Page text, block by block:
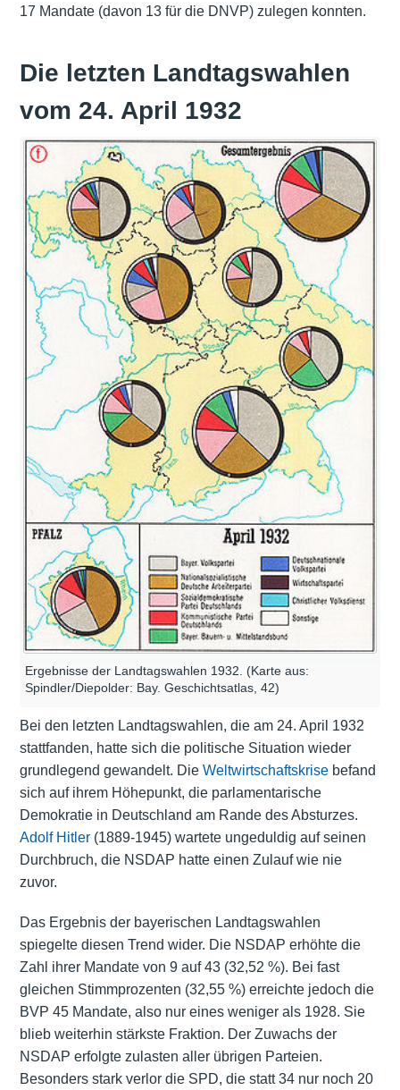
17 Mandate (davon 13 für die DNVP) zulegen konnten.
Die letzten Landtagswahlen
vom 24. April 1932
Ergebnisse der Landtagswahlen 1932. (Karte aus:
Spindler/Diepolder: Bay. Geschichtsatlas, 42)
Bei den letzten Landtagswahlen, die am 24. April 1932
stattfanden, hatte sich die politische Situation wieder
grundlegend gewandelt. Die Weltwirtschaftskrisebefand
sich auf ihrem Höhepunkt, die parlamentarische
Demokratie in Deutschland am Rande des Absturzes.
Adolf Hitler(1889-1945) wartete ungeduldig auf seinen
Durchbruch, die NSDAP hatte einen Zulauf wie nie
zuvor.
Das Ergebnis der bayerischen Landtagswahlen
spiegelte diesen Trend wider. Die NSDAP erhöhte die
Zahl ihrer Mandate von 9 auf 43 (32,52 %). Bei fast
gleichen Stimmprozenten (32,55 %) erreichte jedoch die
BVP 45 Mandate, also nur eines weniger als 1928. Sie
blieb weiterhin stärkste Fraktion. Der Zuwachs der
NSDAP erfolgte zulasten aller übrigen Parteien.
Besonders stark verlor die SPD, die statt 34 nur noch 20